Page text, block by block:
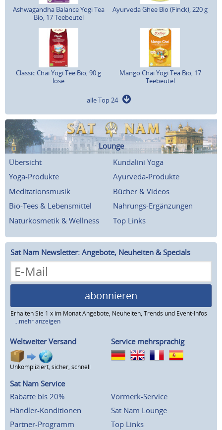
Ashwagandha Balance Yogi Tea
Bio, 17 Teebeutel
Ayurveda Ghee Bio (Finck), 220 g
Classic Chai Yogi Tee Bio, 90 g
lose
Mango Chai Yogi Tea Bio, 17
Teebeutel
alle Top 24
Lounge
Übersicht
Kundalini Yoga
Yoga-Produkte
Ayurveda-Produkte
Meditationsmusik
Bücher & Videos
Bio-Tees & Lebensmittel
Nahrungs-Ergänzungen
Naturkosmetik & Wellness
Top Links
Sat Nam Newsletter: Angebote, Neuheiten & Specials
abonnieren
Erhalten Sie 1 x im Monat Angebote, Neuheiten, Trends und Event-Infos
...mehr anzeigen
Weltweiter Versand
Unkompliziert, sicher, schnell
Service mehrsprachig
Sat Nam Service
Rabatte bis 20%
Händler-Konditionen
Partner-Programm
Vormerk-Service
Sat Nam Lounge
Top Links